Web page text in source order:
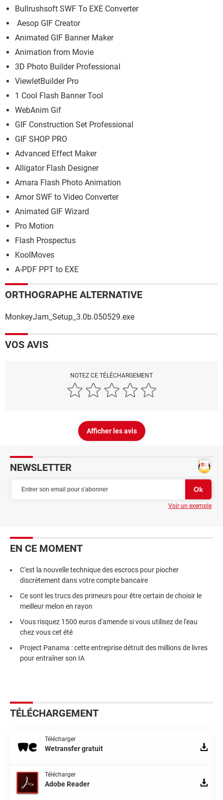
Bullrushsoft SWF To EXE Converter
Aesop GIF Creator
Animated GIF Banner Maker
Animation from Movie
3D Photo Builder Professional
ViewletBuilder Pro
1 Cool Flash Banner Tool
WebAnim Gif
GIF Construction Set Professional
GIF SHOP PRO
Advanced Effect Maker
Alligator Flash Designer
Amara Flash Photo Animation
Amor SWF to Video Converter
Animated GIF Wizard
Pro Motion
Flash Prospectus
KoolMoves
A-PDF PPT to EXE
ORTHOGRAPHE ALTERNATIVE
MonkeyJam_Setup_3.0b.050529.exe
VOS AVIS
NOTEZ CE TÉLÉCHARGEMENT
Afficher les avis
NEWSLETTER
Voir un exemple
EN CE MOMENT
C'est la nouvelle technique des escrocs pour piocher
discrètement dans votre compte bancaire
Ce sont les trucs des primeurs pour être certain de choisir le
meilleur melon en rayon
Vous risquez 1500 euros d'amende si vous utilisez de l'eau
chez vous cet été
Project Panama : cette entreprise détruit des millions de livres
pour entraîner son IA
TÉLÉCHARGEMENT
Télécharger
Wetransfer gratuit
Télécharger
Adobe Reader